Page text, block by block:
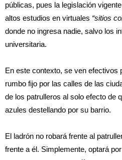
públicas, pues la legislación
altos estudios en virtuales “sitios
donde no ingresa nadie, salvo los
universitaria.
En este contexto, se ven efectivos
rumbo fijo por las calles de las
de los patrulleros al solo efecto de
azules destellando por su barrio.
El ladrón no robará frente al
frente a él. Simplemente, optará